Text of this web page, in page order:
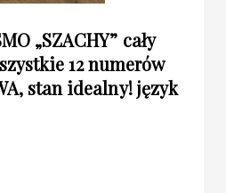
„SZACHY” cały
12 numerów
stan idealny! język